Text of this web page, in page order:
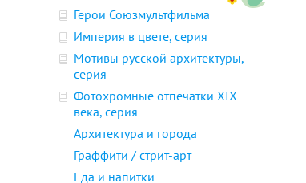
Герои Союзмультфильма
Империя в цвете, серия
Мотивы русской архитектуры,
серия
Фотохромные отпечатки XIX
века, серия
Архитектура и города
Граффити / стрит-арт
Еда и напитки